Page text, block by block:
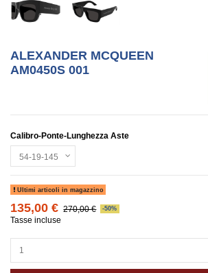
ALEXANDER MCQUEEN
AM0450S 001
Calibro-Ponte-Lunghezza Aste
Ultimi articoli in magazzino
135,00 € 270,00 € -50%
Tasse incluse